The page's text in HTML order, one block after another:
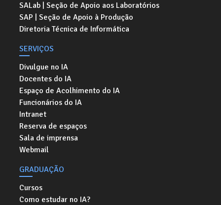
SALab | Seção de Apoio aos Laboratórios
SAP | Seção de Apoio à Produção
Diretoria Técnica de Informática
SERVIÇOS
Divulgue no IA
Docentes do IA
Espaço de Acolhimento do IA
Funcionários do IA
Intranet
Reserva de espaços
Sala de imprensa
Webmail
GRADUAÇÃO
Cursos
Como estudar no IA?